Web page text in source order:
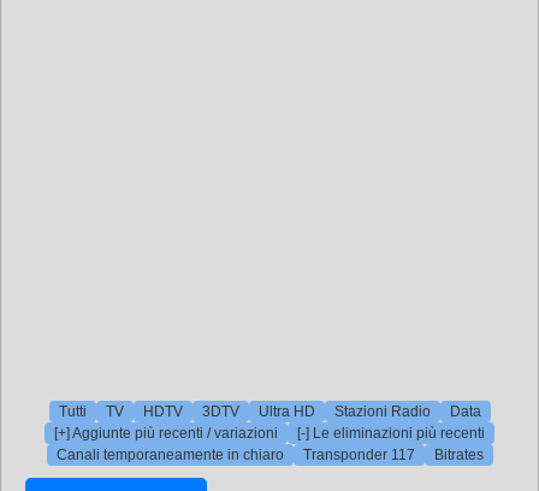
Tutti TV HDTV 3DTV Ultra HD Stazioni Radio
Data
[+] Aggiunte più recenti / variazioni
[-] Le eliminazioni più recenti
Canali temporaneamente in chiaro
Transponder 117 Bitrates